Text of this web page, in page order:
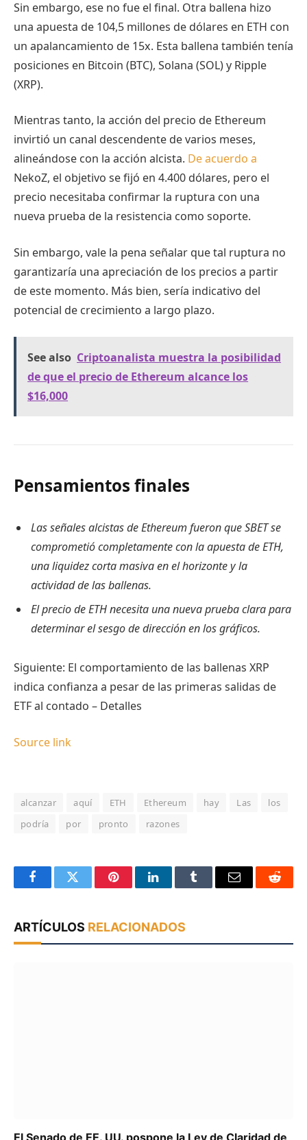
Sin embargo, ese no fue el final. Otra ballena hizo
una apuesta de 104,5 millones de dólares en ETH con
un apalancamiento de 15x. Esta ballena también tenía
posiciones en Bitcoin (BTC), Solana (SOL) y Ripple
(XRP).
Mientras tanto, la acción del precio de Ethereum
invirtió un canal descendente de varios meses,
alineándose con la acción alcista. De acuerdo a
NekoZ, el objetivo se fijó en 4.400 dólares, pero el
precio necesitaba confirmar la ruptura con una
nueva prueba de la resistencia como soporte.
Sin embargo, vale la pena señalar que tal ruptura no
garantizaría una apreciación de los precios a partir
de este momento. Más bien, sería indicativo del
potencial de crecimiento a largo plazo.
See also Criptoanalista muestra la posibilidad
de que el precio de Ethereum alcance los
$16,000
Pensamientos finales
Las señales alcistas de Ethereum fueron que SBET se
comprometió completamente con la apuesta de ETH,
una liquidez corta masiva en el horizonte y la
actividad de las ballenas.
El precio de ETH necesita una nueva prueba clara para
determinar el sesgo de dirección en los gráficos.
Siguiente: El comportamiento de las ballenas XRP
indica confianza a pesar de las primeras salidas de
ETF al contado – Detalles
Source link
alcanzar aquí ETH Ethereum hay Las
los
podría
por pronto razones
FacebookTwitter PinterestLinkedInTumblr Email Reddit
ARTÍCULOS RELACIONADOS